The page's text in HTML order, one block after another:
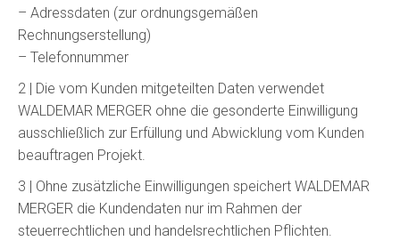
– Adressdaten (zur ordnungsgemäßen
Rechnungserstellung)
– Telefonnummer
2 | Die vom Kunden mitgeteilten Daten verwendet
WALDEMAR MERGER ohne die gesonderte Einwilligung
ausschließlich zur Erfüllung und Abwicklung vom Kunden
beauftragen Projekt.
3 | Ohne zusätzliche Einwilligungen speichert WALDEMAR
MERGER die Kundendaten nur im Rahmen der
steuerrechtlichen und handelsrechtlichen Pflichten.